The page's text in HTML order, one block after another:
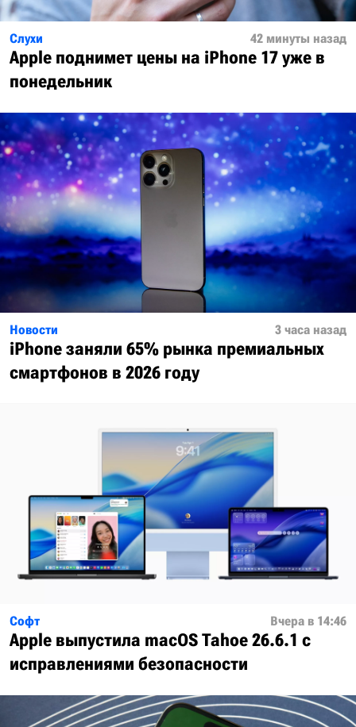
Слухи 42 минуты назад
Apple поднимет цены на iPhone 17 уже в
понедельник
Новости 3 часа назад
iPhone заняли 65% рынка премиальных
смартфонов в 2026 году
Софт Вчера в 14:46
Apple выпустила macOS Tahoe 26.6.1 с
исправлениями безопасности